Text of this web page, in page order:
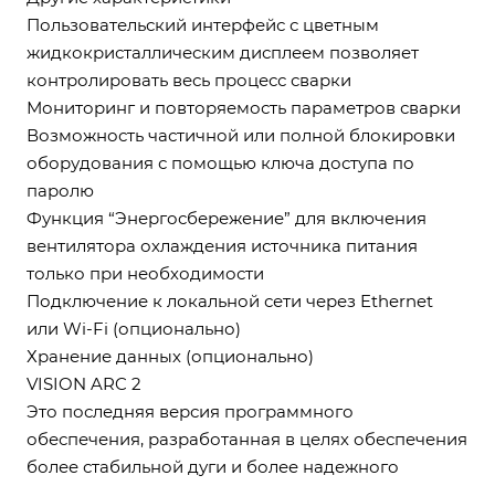
Пользовательский интерфейс с цветным
жидкокристаллическим дисплеем позволяет
контролировать весь процесс сварки
Мониторинг и повторяемость параметров сварки
Возможность частичной или полной блокировки
оборудования с помощью ключа доступа по
паролю
Функция “Энергосбережение” для включения
вентилятора охлаждения источника питания
только при необходимости
Подключение к локальной сети через Ethernet
или Wi-Fi (опционально)
Хранение данных (опционально)
VISION ARC 2
Это последняя версия программного
обеспечения, разработанная в целях обеспечения
более стабильной дуги и более надежного